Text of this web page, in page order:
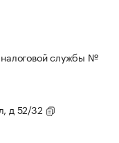
службы №
д 52/32